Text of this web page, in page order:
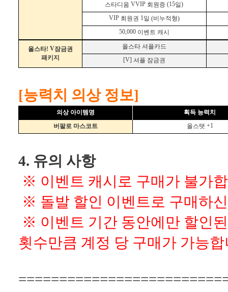
스타디움 VVIP 회원증(15일)
VIP 회원권 1일 (비누적형)
50,000 이벤트 캐시
올스타! V잠금권
패키지
올스타 셔플카드
[V] 셔플 잠금권
[능력치 의상 정보]
의상 아이템명
획득 능력치
버팔로 마스코트
올스탯 +1
4. 유의 사항
※ 이벤트 캐시로 구매가 불가
※ 돌발 할인 이벤트로 구매하
※ 이벤트 기간 동안에만 할인
횟수만큼 계정 당 구매가 가능합